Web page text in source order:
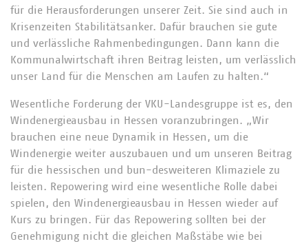
für die Herausforderungen unserer Zeit. Sie sind auch in
Krisenzeiten Stabilitätsanker. Dafür brauchen sie gute
und verlässliche Rahmenbedingungen. Dann kann die
Kommunalwirtschaft ihren Beitrag leisten, um verlässlich
unser Land für die Menschen am Laufen zu halten.“
Wesentliche Forderung der VKU-Landesgruppe ist es, den
Windenergieausbau in Hessen voranzubringen. „Wir
brauchen eine neue Dynamik in Hessen, um die
Windenergie weiter auszubauen und um unseren Beitrag
für die hessischen und bun-desweiteren Klimaziele zu
leisten. Repowering wird eine wesentliche Rolle dabei
spielen, den Windenergieausbau in Hessen wieder auf
Kurs zu bringen. Für das Repowering sollten bei der
Genehmigung nicht die gleichen Maßstäbe wie bei